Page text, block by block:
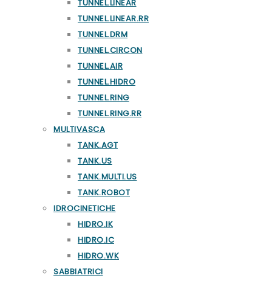
TUNNEL.LINEAR
TUNNEL.LINEAR.RR
TUNNEL.DRM
TUNNEL.CIRCON
TUNNEL.AIR
TUNNEL.HIDRO
TUNNEL.RING
TUNNEL.RING.RR
MULTIVASCA
TANK.AGT
TANK.US
TANK.MULTI.US
TANK.ROBOT
IDROCINETICHE
HIDRO.IK
HIDRO.IC
HIDRO.WK
SABBIATRICI